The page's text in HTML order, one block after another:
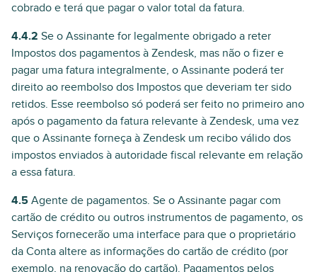
cobrado e terá que pagar o valor total da fatura.
4.4.2 Se o Assinante for legalmente obrigado a reter
Impostos dos pagamentos à Zendesk, mas não o fizer e
pagar uma fatura integralmente, o Assinante poderá ter
direito ao reembolso dos Impostos que deveriam ter sido
retidos. Esse reembolso só poderá ser feito no primeiro ano
após o pagamento da fatura relevante à Zendesk, uma vez
que o Assinante forneça à Zendesk um recibo válido dos
impostos enviados à autoridade fiscal relevante em relação
a essa fatura.
4.5 Agente de pagamentos. Se o Assinante pagar com
cartão de crédito ou outros instrumentos de pagamento, os
Serviços fornecerão uma interface para que o proprietário
da Conta altere as informações do cartão de crédito (por
exemplo, na renovação do cartão). Pagamentos pelos